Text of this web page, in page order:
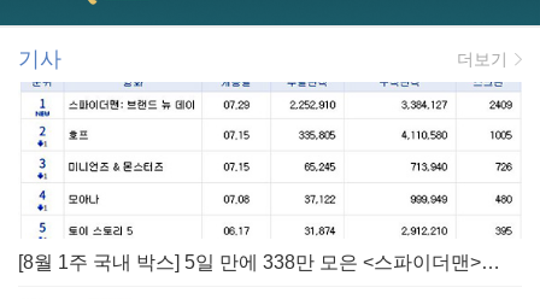
기사 더보기
[8월 1주 국내 박스] 5일 만에 338만 모은 <스파이더맨> 극장가 235% 대반등, <호프>는 400만 돌파